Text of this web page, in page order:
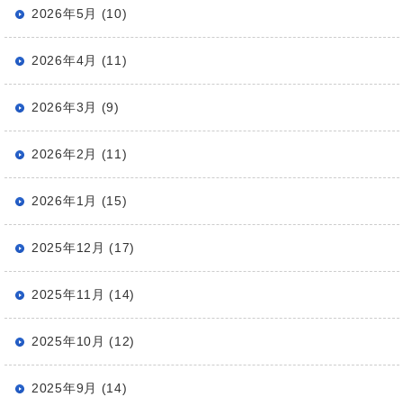
2026年5月 (10)
2026年4月 (11)
2026年3月 (9)
2026年2月 (11)
2026年1月 (15)
2025年12月 (17)
2025年11月 (14)
2025年10月 (12)
2025年9月 (14)